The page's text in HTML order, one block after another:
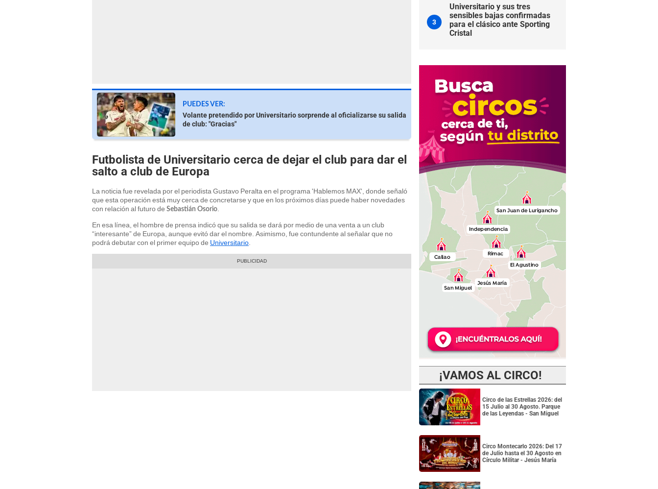
PUEDES VER:
Volante pretendido por Universitario sorprende al oficializarse su salida
de club: "Gracias"
Futbolista de Universitario cerca de dejar el club para dar el
salto a club de Europa
La noticia fue revelada por el periodista Gustavo Peralta en el programa 'Hablemos MAX', donde señaló
que esta operación está muy cerca de concretarse y que en los próximos días puede haber novedades
con relación al futuro de Sebastián Osorio.
En esa línea, el hombre de prensa indicó que su salida se dará por medio de una venta a un club
“interesante” de Europa, aunque evitó dar el nombre. Asimismo, fue contundente al señalar que no
podrá debutar con el primer equipo de Universitario.
3
Universitario y sus tres
sensibles bajas confirmadas
para el clásico ante Sporting
Cristal
¡VAMOS AL CIRCO!
Circo de las Estrellas 2026: del
15 Julio al 30 Agosto. Parque
de las Leyendas - San Miguel
Circo Montecarlo 2026: Del 17
de Julio hasta el 30 Agosto en
Círculo Militar - Jesús María